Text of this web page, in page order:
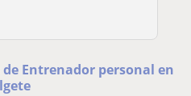
Entrenador personal en